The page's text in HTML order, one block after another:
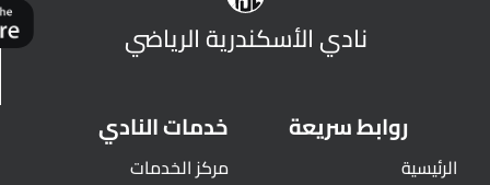
نادي الأسكندرية الرياضي
روابط سريعة
الرئيسية
خدمات النادي
مركز الخدمات